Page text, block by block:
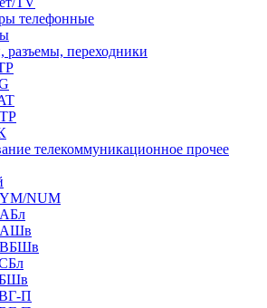
телефонные
разъемы, переходники
телекоммуникационное прочее
NUM
П